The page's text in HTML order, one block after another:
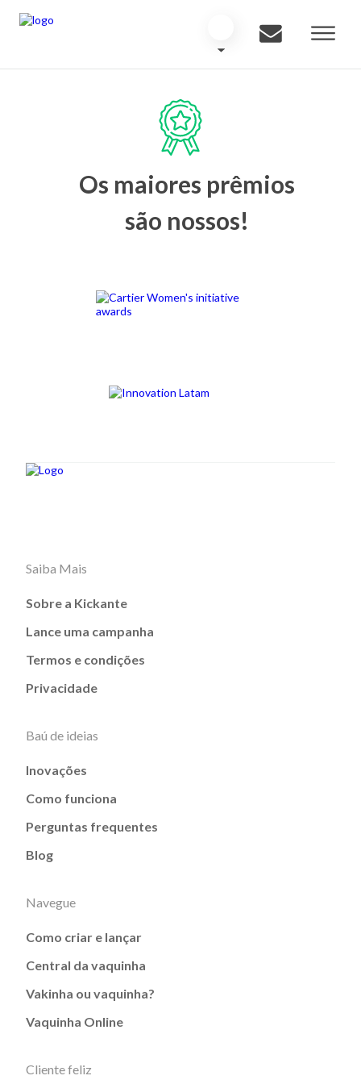
Os maiores prêmios
são nossos!
Saiba Mais
Sobre a Kickante
Lance uma campanha
Termos e condições
Privacidade
Baú de ideias
Inovações
Como funciona
Perguntas frequentes
Blog
Navegue
Como criar e lançar
Central da vaquinha
Vakinha ou vaquinha?
Vaquinha Online
Cliente feliz